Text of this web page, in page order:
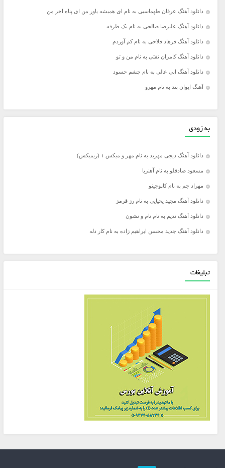
دانلود آهنگ عرفان طهماسبی به نام ای ﻫﻤﻴﺸﻪ ﻳﺎور ﻣﻦ ای ﭘﻨﺎه اﺧﺮ ﻣﻦ
دانلود آهنگ علیرضا صالحی به نام یک طرفه
دانلود آهنگ فرهاد فلاحی به نام کم آوردم
دانلود آهنگ کامران تفتی به نام من و تو
دانلود آهنگ ابی عالی به نام چشم حسود
آهنگ ایوان بند به نام مهرو
به زودی
دانلود آهنگ دیجی مهربد به نام مهر و میکس ۱ (ریمیکس)
مسعود صادقلو به نام آهنربا
مهراد جم به نام کاپوچینو
دانلود آهنگ مجید یحیایی به نام رز قرمز
دانلود آهنگ ندیم به نام نام و نشون
دانلود آهنگ جدید محسن ابراهیم زاده به نام کار دله
تبلیغات